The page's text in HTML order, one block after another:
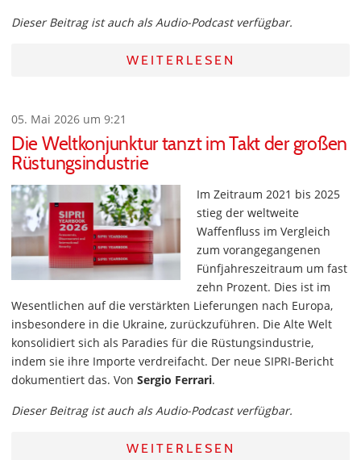
Dieser Beitrag ist auch als Audio-Podcast verfügbar.
WEITERLESEN
05. Mai 2026 um 9:21
Die Weltkonjunktur tanzt im Takt der großen
Rüstungsindustrie
Im Zeitraum 2021 bis 2025
stieg der weltweite
Waffenfluss im Vergleich
zum vorangegangenen
Fünfjahreszeitraum um fast
zehn Prozent. Dies ist im
Wesentlichen auf die verstärkten Lieferungen nach Europa,
insbesondere in die Ukraine, zurückzuführen. Die Alte Welt
konsolidiert sich als Paradies für die Rüstungsindustrie,
indem sie ihre Importe verdreifacht. Der neue SIPRI-Bericht
dokumentiert das. Von Sergio Ferrari.
Dieser Beitrag ist auch als Audio-Podcast verfügbar.
WEITERLESEN